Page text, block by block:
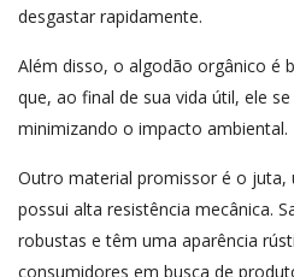
desgastar rapidamente.
Além disso, o algodão orgânico é
que, ao final de sua vida útil, ele
minimizando o impacto ambiental.
Outro material promissor é o juta,
possui alta resistência mecânica.
robustas e têm uma aparência
consumidores em busca de